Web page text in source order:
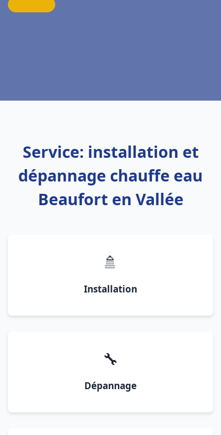
Service: installation et
dépannage chauffe eau
Beaufort en Vallée
🚿
Installation
🔧
Dépannage